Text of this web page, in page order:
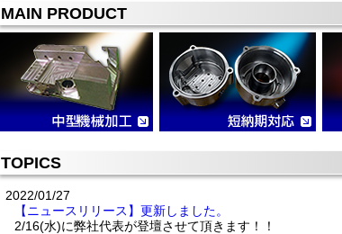
MAIN PRODUCT
TOPICS
2022/01/27
【ニュースリリース】更新しました。
2/16(水)に弊社代表が登壇させて頂きます！！